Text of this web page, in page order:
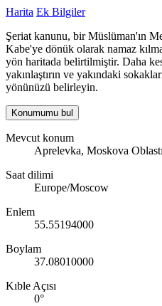
Harita Ek Bilgiler
Şeriat kanunu, bir Müslüman'ın
Kabe'ye dönük olarak namaz
yön haritada belirtilmiştir. Daha
yakınlaştırın ve yakındaki
yönünüzü belirleyin.
Konumumu bul
Mevcut konum
Aprelevka, Moskova
Saat dilimi
Europe/Moscow
Enlem
55.55194000
Boylam
37.08010000
Kıble Açısı
0°